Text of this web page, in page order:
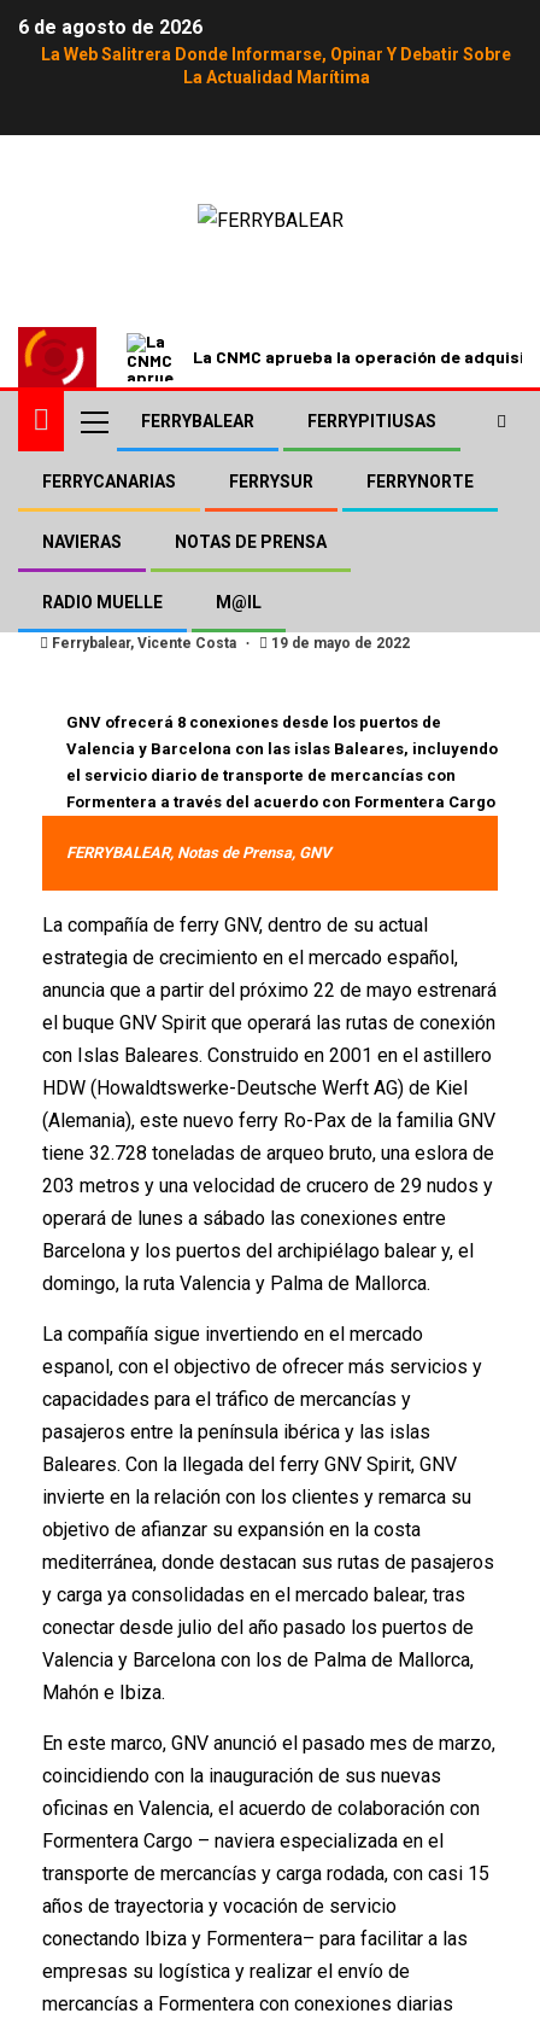
6 de agosto de 2026
La Web Salitrera Donde Informarse, Opinar Y Debatir Sobre
La Actualidad Marítima
La CNMC aprueba la operación de
FERRYBALEAR FERRYPITIUSAS
FERRYCANARIAS FERRYSUR FERRYNORTE
NAVIERAS NOTAS DE PRENSA
RADIO MUELLE M@IL
El Buque “GNV SPIRIT” llega a
Baleares el 22 de Mayo
Ferrybalear, Vicente Costa 19 de mayo de 2022
GNV ofrecerá 8 conexiones desde los puertos de
Valencia y Barcelona con las islas Baleares, incluyendo
el servicio diario de transporte de mercancías con
Formentera a través del acuerdo con Formentera Cargo
FERRYBALEAR, Notas de Prensa, GNV
La compañía de ferry GNV, dentro de su actual
estrategia de crecimiento en el mercado español,
anuncia que a partir del próximo 22 de mayo estrenará
el buque GNV Spirit que operará las rutas de conexión
con Islas Baleares. Construido en 2001 en el astillero
HDW (Howaldtswerke-Deutsche Werft AG) de Kiel
(Alemania), este nuevo ferry Ro-Pax de la familia GNV
tiene 32.728 toneladas de arqueo bruto, una eslora de
203 metros y una velocidad de crucero de 29 nudos y
operará de lunes a sábado las conexiones entre
Barcelona y los puertos del archipiélago balear y, el
domingo, la ruta Valencia y Palma de Mallorca.
La compañía sigue invertiendo en el mercado
espanol, con el objectivo de ofrecer más servicios y
capacidades para el tráfico de mercancías y
pasajeros entre la península ibérica y las islas
Baleares. Con la llegada del ferry GNV Spirit, GNV
invierte en la relación con los clientes y remarca su
objetivo de afianzar su expansión en la costa
mediterránea, donde destacan sus rutas de pasajeros
y carga ya consolidadas en el mercado balear, tras
conectar desde julio del año pasado los puertos de
Valencia y Barcelona con los de Palma de Mallorca,
Mahón e Ibiza.
En este marco, GNV anunció el pasado mes de marzo,
coincidiendo con la inauguración de sus nuevas
oficinas en Valencia, el acuerdo de colaboración con
Formentera Cargo – naviera especializada en el
transporte de mercancías y carga rodada, con casi 15
años de trayectoria y vocación de servicio
conectando Ibiza y Formentera– para facilitar a las
empresas su logística y realizar el envío de
mercancías a Formentera con conexiones diarias